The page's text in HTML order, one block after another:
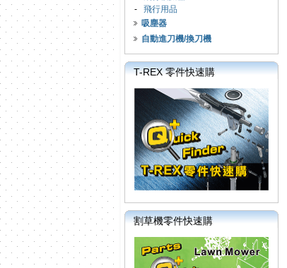
- 飛行用品
吸塵器
自動進刀機/換刀機
T-REX 零件快速購
割草機零件快速購